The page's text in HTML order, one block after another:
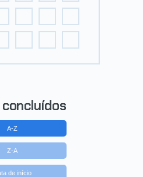
concluídos
A-Z
Z-A
de início